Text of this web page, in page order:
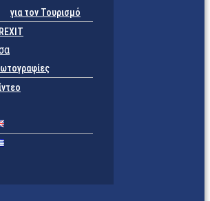
για τον Τουρισμό